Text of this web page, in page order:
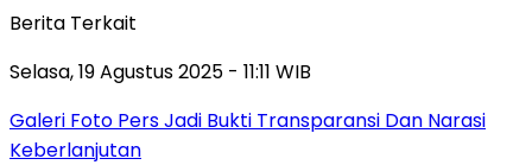
Berita Terkait
Selasa, 19 Agustus 2025 - 11:11 WIB
Galeri Foto Pers Jadi Bukti Transparansi Dan Narasi
Keberlanjutan